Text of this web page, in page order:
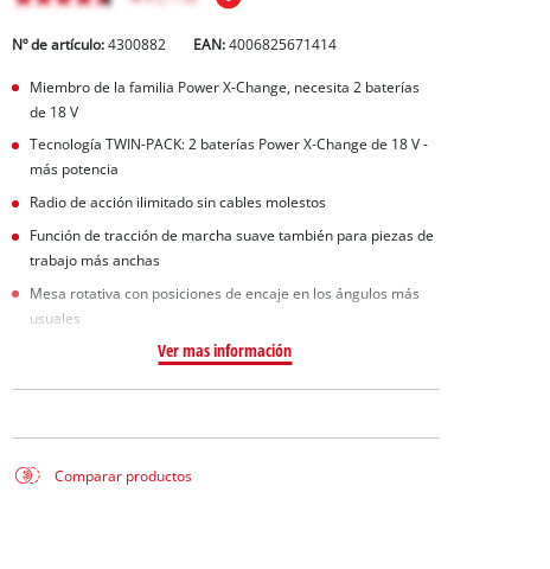
aguas sucias
agua limpia
para pozos
Nº de artículo: 4300882 EAN:4006825671414
Miembro de la familia Power X-Change, necesita 2 baterías
de 18 V
Tecnología TWIN-PACK: 2 baterías Power X-Change de 18 V -
más potencia
Radio de acción ilimitado sin cables molestos
Función de tracción de marcha suave también para piezas de
trabajo más anchas
Mesa rotativa con posiciones de encaje en los ángulos más
usuales
Ver mas información
Comparar productos